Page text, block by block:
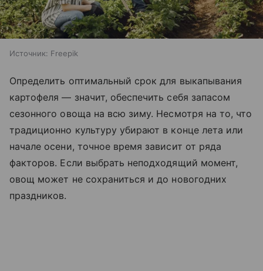
Источник: Freepik
Определить оптимальный срок для выкапывания
картофеля — значит, обеспечить себя запасом
сезонного овоща на всю зиму. Несмотря на то, что
традиционно культуру убирают в конце лета или
начале осени, точное время зависит от ряда
факторов. Если выбрать неподходящий момент,
овощ может не сохраниться и до новогодних
праздников.